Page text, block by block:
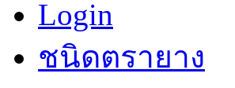
Login
ชนิดตรายาง